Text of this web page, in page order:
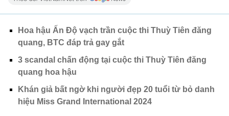
Hoa hậu Ấn Độ vạch trần cuộc thi Thuỳ Tiên đăng
quang, BTC đáp trả gay gắt
3 scandal chấn động tại cuộc thi Thuỳ Tiên đăng
quang hoa hậu
Khán giả bất ngờ khi người đẹp 20 tuổi từ bỏ danh
hiệu Miss Grand International 2024